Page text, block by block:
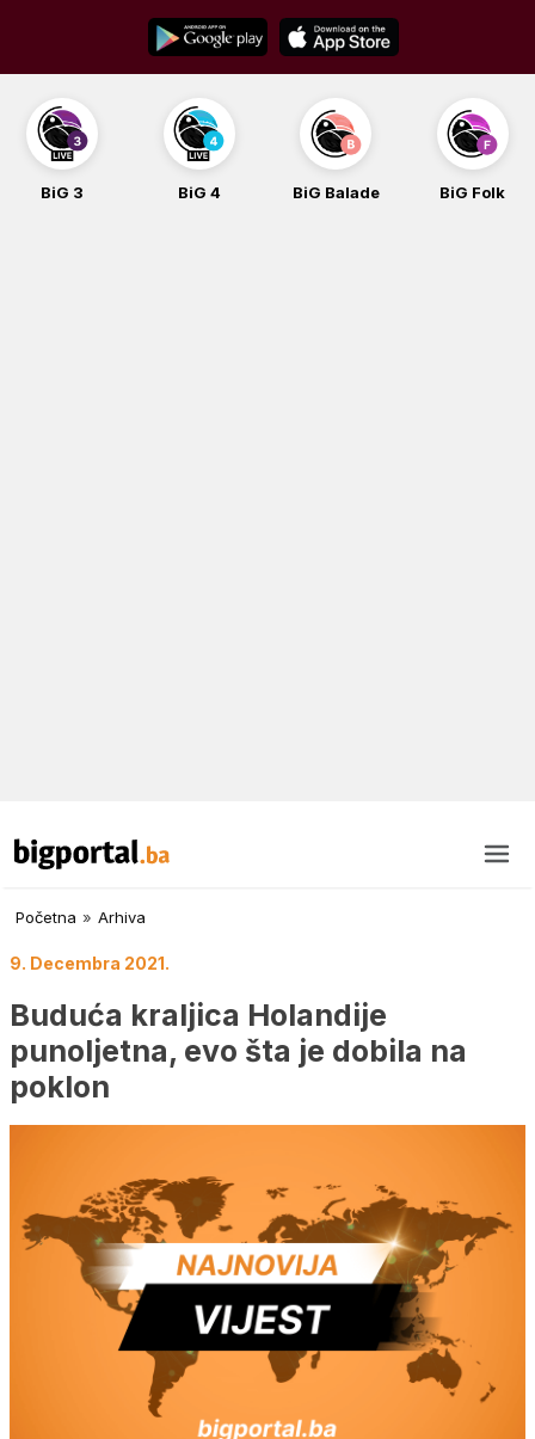
content
BiG 3 BiG 4 BiG Balade BiG Folk
Početna » Arhiva
9. Decembra 2021.
Buduća kraljica Holandije
punoljetna, evo šta je dobila na
poklon